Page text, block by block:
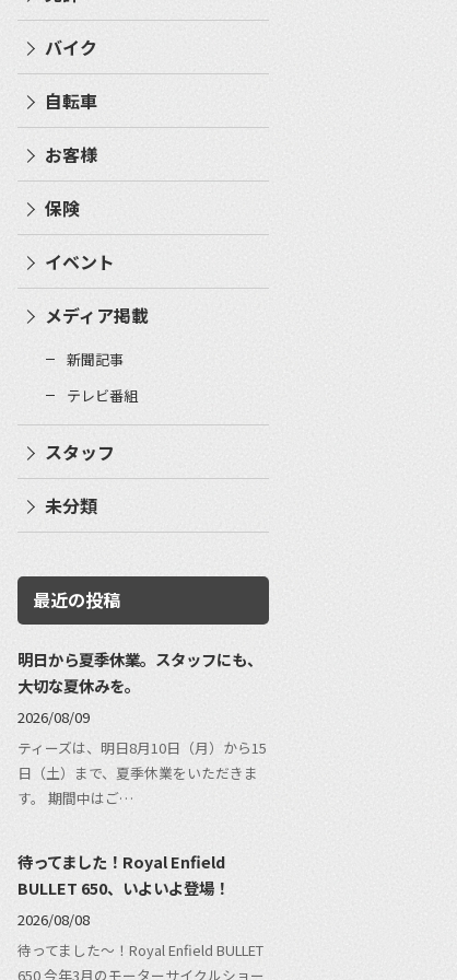
バイク
自転車
お客様
保険
イベント
メディア掲載
新聞記事
テレビ番組
スタッフ
未分類
最近の投稿
明日から夏季休業。スタッフにも、
大切な夏休みを。
2026/08/09
ティーズは、明日8月10日（月）から15
日（土）まで、夏季休業をいただきま
す。 期間中はご…
待ってました！Royal Enfield
BULLET 650、いよいよ登場！
2026/08/08
待ってました〜！Royal Enfield BULLET
650 今年3月のモーターサイクルショー